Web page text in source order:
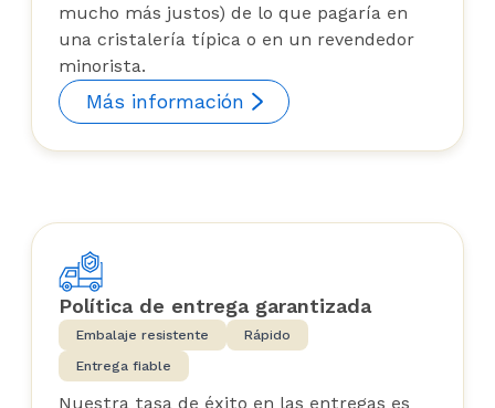
mucho más justos) de lo que pagaría en
una cristalería típica o en un revendedor
minorista.
Más información
Política de entrega garantizada
Embalaje resistente
Rápido
Entrega fiable
Nuestra tasa de éxito en las entregas es